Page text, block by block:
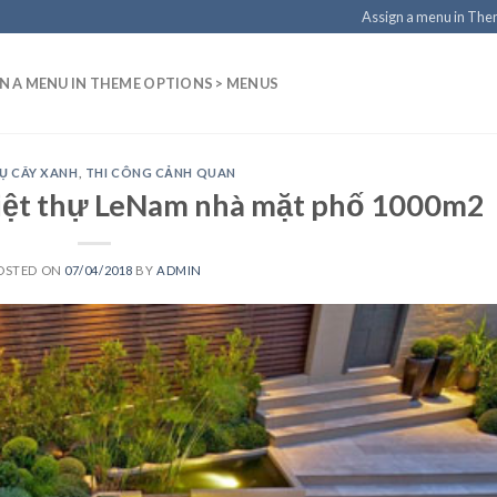
Assign a menu in
A MENU IN THEME OPTIONS > MENUS
CÂY XANH THI CÔNG CẢNH QUAN
thự LeNam nhà mặt phố 1000m2
ON 07/04/2018 BY ADMIN